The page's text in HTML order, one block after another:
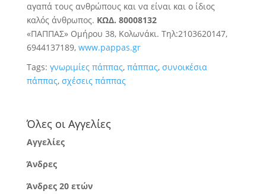
αγαπά τους ανθρώπους και να είναι και ο ίδιος
καλός άνθρωπος. ΚΩΔ. 80008132
«ΠΑΠΠΑΣ» Ομήρου 38, Κολωνάκι. Τηλ:2103620147,
6944137189, www.pappas.gr
Tags: γνωριμίες πάππας, πάππας, συνοικέσια
πάππας, σχέσεις πάππας
Όλες οι Αγγελίες
Αγγελίες
Άνδρες
Άνδρες 20 ετών